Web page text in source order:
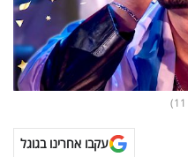
עקבו אחרינו בגוגל